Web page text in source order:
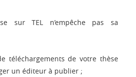
sur TEL n’empêche pas sa
téléchargements de votre thèse
un éditeur à publier ;